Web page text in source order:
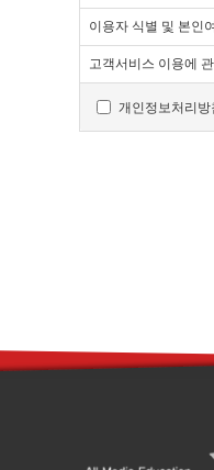
"몰"은 이 약
개인정보관
"몰"은 이
확인을 구하
"몰"은 「전
법률」, 「
"몰"이 약
경우에는
"몰"은 다음
구
"몰"은 재화
이용자 식별 및 본인
고객서비스 이용에
개인정보처리